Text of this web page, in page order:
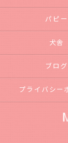
パピー
犬舎
ブログ
プライバシー